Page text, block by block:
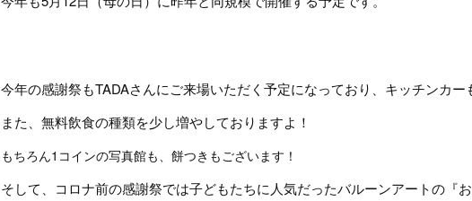
今年の感謝祭もTADAさんにご来場いただく予定になっており、キッチンカー
また、無料飲食の種類を少し増やしておりますよ！
もちろん1コインの写真館も、餅つきもございます！
そして、コロナ前の感謝祭では子どもたちに人気だったバルーンアートの『